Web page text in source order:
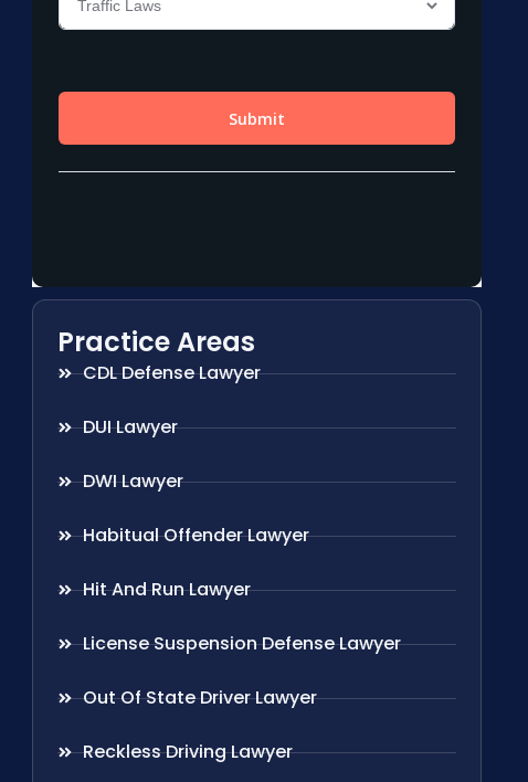
Practice Areas
CDL Defense Lawyer
DUI Lawyer
DWI Lawyer
Habitual Offender Lawyer
Hit And Run Lawyer
License Suspension Defense Lawyer
Out Of State Driver Lawyer
Reckless Driving Lawyer